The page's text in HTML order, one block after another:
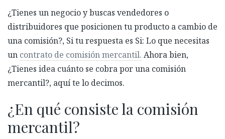
¿Tienes un negocio y buscas vendedores o
distribuidores que posicionen tu producto a cambio de
una comisión?, Si tu respuesta es Si: Lo que necesitas
un contrato de comisión mercantil. Ahora bien,
¿Tienes idea cuánto se cobra por una comisión
mercantil?, aquí te lo decimos.
¿En qué consiste la comisión
mercantil?